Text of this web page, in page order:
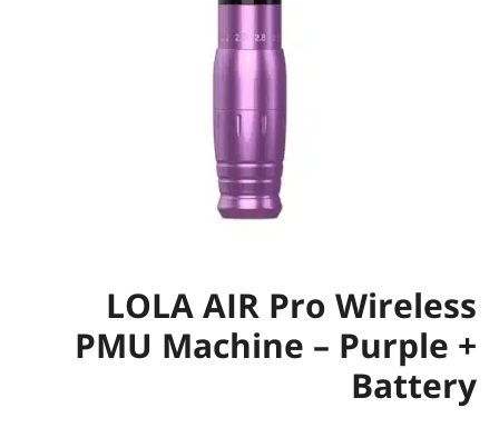
LOLA AIR Pro Wireless
PMU Machine – Purple +
Battery